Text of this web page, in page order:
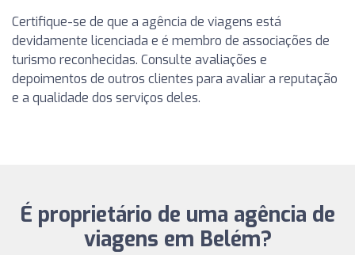
Certifique-se de que a agência de viagens está
devidamente licenciada e é membro de associações de
turismo reconhecidas. Consulte avaliações e
depoimentos de outros clientes para avaliar a reputação
e a qualidade dos serviços deles.
É proprietário de uma agência de
viagens em Belém?